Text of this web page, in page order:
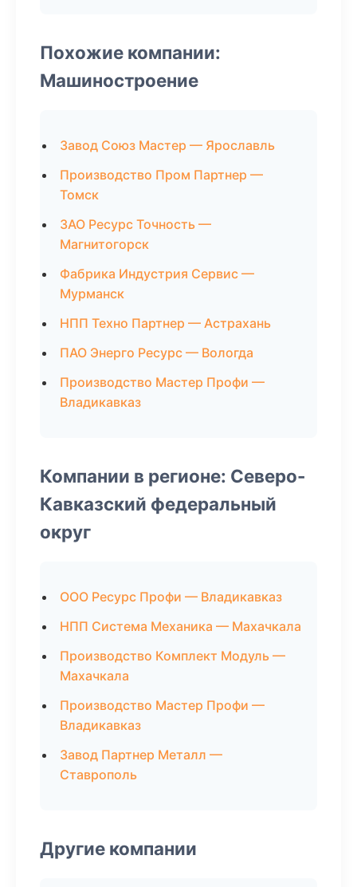
Похожие компании:
Машиностроение
Завод Союз Мастер — Ярославль
Производство Пром Партнер —
Томск
ЗАО Ресурс Точность —
Магнитогорск
Фабрика Индустрия Сервис —
Мурманск
НПП Техно Партнер — Астрахань
ПАО Энерго Ресурс — Вологда
Производство Мастер Профи —
Владикавказ
Компании в регионе: Северо-
Кавказский федеральный
округ
ООО Ресурс Профи — Владикавказ
НПП Система Механика — Махачкала
Производство Комплект Модуль —
Махачкала
Производство Мастер Профи —
Владикавказ
Завод Партнер Металл —
Ставрополь
Другие компании